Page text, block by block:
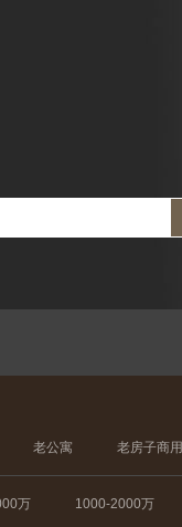
老公寓 老房子商用
万 1000-2000万